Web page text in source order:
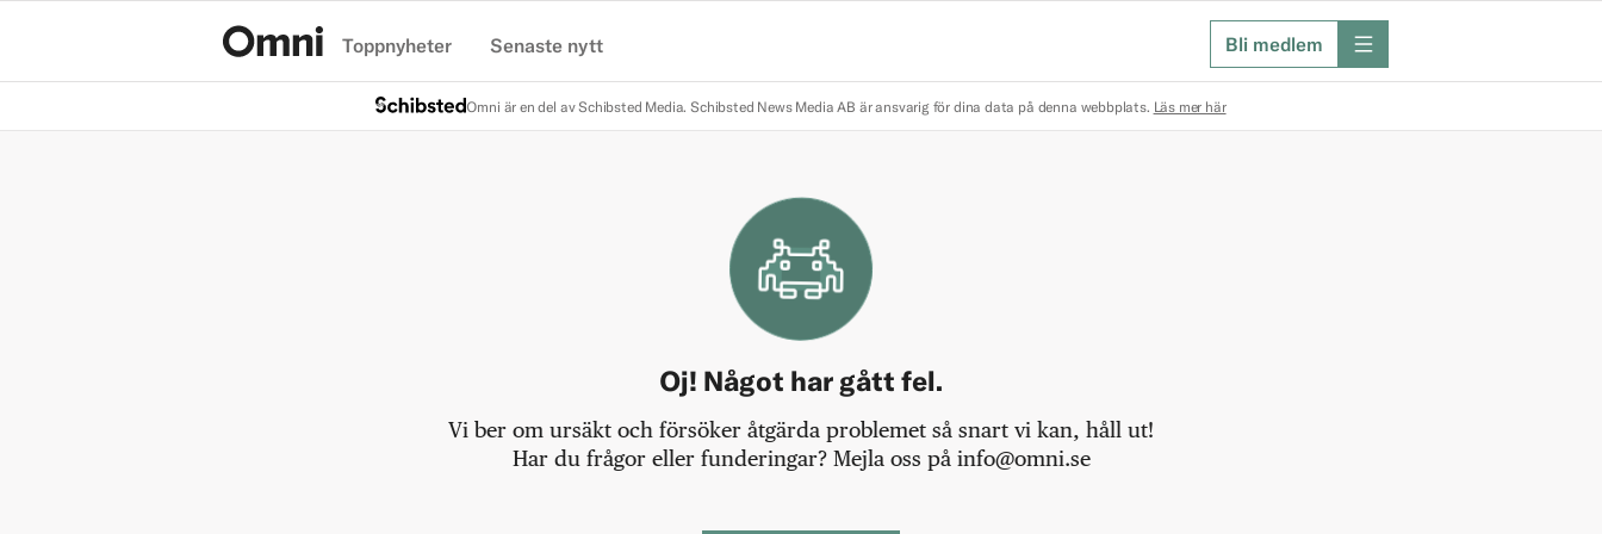
Toppnyheter Senaste nytt Bli medlem meny
Omni är en del av Schibsted Media. Schibsted News Media AB är ansvarig för dina data på denna webbplats. Läs mer här
Oj! Något har gått fel.
Vi ber om ursäkt och försöker åtgärda problemet så snart vi kan, håll ut!
Har du frågor eller funderingar? Mejla oss på info@omni.se